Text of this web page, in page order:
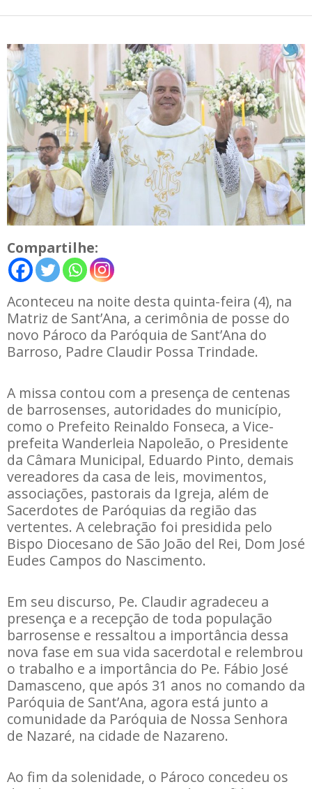
Compartilhe:
Aconteceu na noite desta quinta-feira (4), na
Matriz de Sant’Ana, a cerimônia de posse do
novo Pároco da Paróquia de Sant’Ana do
Barroso, Padre Claudir Possa Trindade.
A missa contou com a presença de centenas
de barrosenses, autoridades do município,
como o Prefeito Reinaldo Fonseca, a Vice-
prefeita Wanderleia Napoleão, o Presidente
da Câmara Municipal, Eduardo Pinto, demais
vereadores da casa de leis, movimentos,
associações, pastorais da Igreja, além de
Sacerdotes de Paróquias da região das
vertentes. A celebração foi presidida pelo
Bispo Diocesano de São João del Rei, Dom José
Eudes Campos do Nascimento.
Em seu discurso, Pe. Claudir agradeceu a
presença e a recepção de toda população
barrosense e ressaltou a importância dessa
nova fase em sua vida sacerdotal e relembrou
o trabalho e a importância do Pe. Fábio José
Damasceno, que após 31 anos no comando da
Paróquia de Sant’Ana, agora está junto a
comunidade da Paróquia de Nossa Senhora
de Nazaré, na cidade de Nazareno.
Ao fim da solenidade, o Pároco concedeu os